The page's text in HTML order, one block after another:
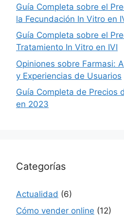
Guía Completa sobre el
la Fecundación In Vitro en
Guía Completa sobre el
Tratamiento In Vitro en IVI
Opiniones sobre Farmasi:
y Experiencias de Usuarios
Guía Completa de Precios
en 2023
Categorías
Actualidad (6)
Cómo vender online (12)